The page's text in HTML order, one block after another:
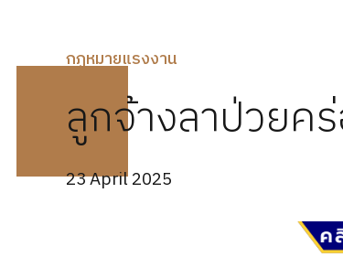
กฏหมายแรงงาน
ลูกจ้างลาป่วยค
23 April 2025